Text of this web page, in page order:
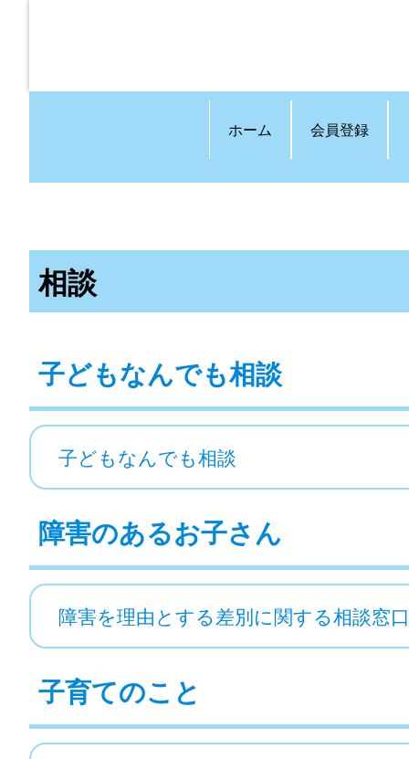
ホーム 会員登録
相談
子どもなんでも相談
子どもなんでも相談
障害のあるお子さん
障害を理由とする差別に関する相談窓口
子育てのこと